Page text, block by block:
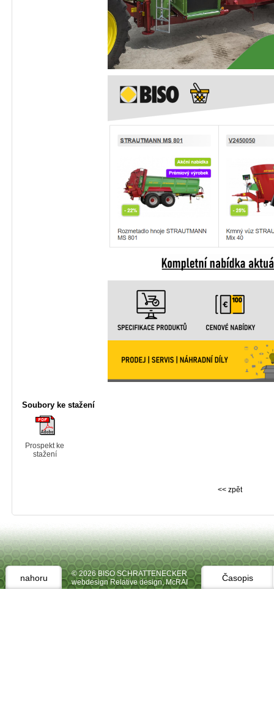
Soubory ke stažení
Prospekt ke
stažení
<< zpět
nahoru
© 2026 BISO SCHRATTENECKER
webdesign Relative design,McRAI Časopis